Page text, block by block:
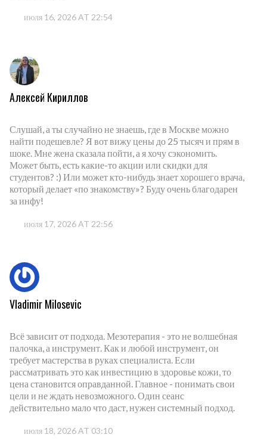
июля 16, 2026 AT 22:54
Алексей Кириллов
Слушай, а ты случайно не знаешь, где в Москве можно
найти подешевле? Я вот вижу цены до 25 тысяч и прям в
шоке. Мне жена сказала пойти, а я хочу сэкономить.
Может быть, есть какие-то акции или скидки для
студентов? :) Или может кто-нибудь знает хорошего врача,
который делает «по знакомству»? Буду очень благодарен
за инфу!
июля 17, 2026 AT 22:56
Vladimir Milosevic
Всё зависит от подхода. Мезотерапия - это не волшебная
палочка, а инструмент. Как и любой инструмент, он
требует мастерства в руках специалиста. Если
рассматривать это как инвестицию в здоровье кожи, то
цена становится оправданной. Главное - понимать свои
цели и не ждать невозможного. Один сеанс
действительно мало что даст, нужен системный подход.
июля 18, 2026 AT 03:10